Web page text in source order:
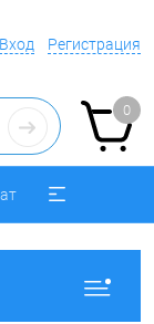
Вход Регистрация
0